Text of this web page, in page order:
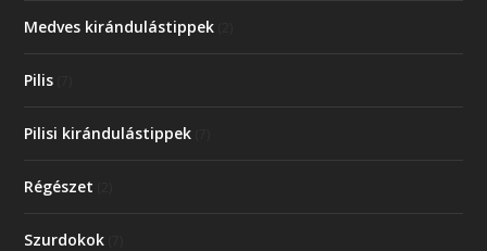
Medves kirándulástippek
Pilis
Pilisi kirándulástippek
Régészet
Szurdokok